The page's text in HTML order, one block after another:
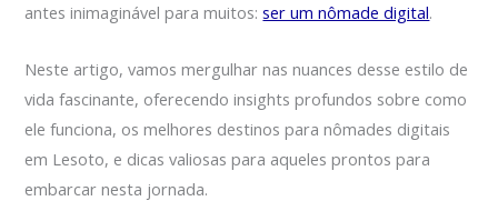
antes inimaginável para muitos:ser um nômade digital.
Neste artigo, vamos mergulhar nas nuances desse estilo de
vida fascinante, oferecendo insights profundos sobre como
ele funciona, os melhores destinos para nômades digitais
em Lesoto, e dicas valiosas para aqueles prontos para
embarcar nesta jornada.